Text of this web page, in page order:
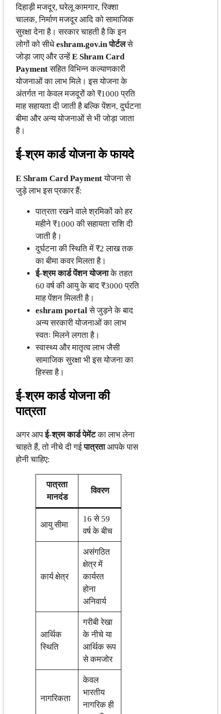
दिहाड़ी मजदूर, घरेलू कामगार, रिक्शा
चालक, निर्माण मजदूर आदि को सामाजिक
सुरक्षा देना है। सरकार चाहती है कि इन
लोगों को सीधेeshram.gov.in पोर्टलसे
जोड़ा जाए और उन्हेंE Shram Card
Paymentसहित विभिन्न कल्याणकारी
योजनाओं का लाभ मिले। इस योजना के
अंतर्गत ना केवल मजदूरों को ₹1000 प्रति
माह सहायता दी जाती है बल्कि पेंशन, दुर्घटना
बीमा और अन्य योजनाओं से भी जोड़ा जाता
है।
ई-श्रम कार्ड योजना के फायदे
E Shram Card Paymentयोजना से
जुड़े लाभ इस प्रकार हैं:
पात्रता रखने वाले श्रमिकों को हर
महीने ₹1000 की सहायता राशि दी
जाती है।
दुर्घटना की स्थिति में ₹2 लाख तक
का बीमा कवर मिलता है।
ई-श्रम कार्ड पेंशन योजनाके तहत
60 वर्ष की आयु के बाद ₹3000 प्रति
माह पेंशन मिलती है।
eshram portal से जुड़ने के बाद
अन्य सरकारी योजनाओं का लाभ
स्वतः मिलने लगता है।
स्वास्थ्य और मातृत्व लाभ जैसी
सामाजिक सुरक्षा भी इस योजना का
हिस्सा है।
ई-श्रम कार्ड योजना की
पात्रता
अगर आपई-श्रम कार्ड पेमेंटका लाभ लेना
चाहते हैं, तो नीचे दी गईपात्रताआपके पास
होनी चाहिए:
पात्रता
मानदंड
विवरण
आयु सीमा
16 से 59
वर्ष के बीच
कार्य क्षेत्र
असंगठित
क्षेत्र में
कार्यरत
होना
अनिवार्य
आर्थिक
स्थिति
गरीबी रेखा
के नीचे या
आर्थिक रूप
से कमजोर
नागरिकता
केवल
भारतीय
नागरिक ही